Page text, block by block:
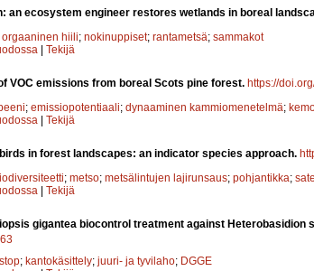
an ecosystem engineer restores wetlands in boreal
hiili; nokinuppiset; rantametsä; sammakot
| Tekijä
VOC emissions from boreal Scots pine forest. https://
; emissiopotentiaali; dynaaminen kammiomenetelmä;
| Tekijä
in forest landscapes: an indicator species approach.
; metso; metsälintujen lajirunsaus; pohjantikka;
| Tekijä
gigantea biocontrol treatment against Heterobasidion
; kantokäsittely; juuri- ja tyvilaho; DGGE